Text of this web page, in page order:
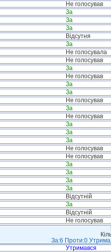
Не голосував
За
За
За
Відсутня
За
Не голосувала
Не голосував
За
Не голосував
За
За
Не голосував
За
Не голосував
За
За
За
Не голосував
Не голосував
За
За
За
За
Відсутній
За
Відсутній
Не голосував
За:6 Проти:0
Утримався